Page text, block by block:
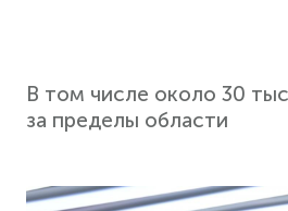
В том числе около 30
за пределы области